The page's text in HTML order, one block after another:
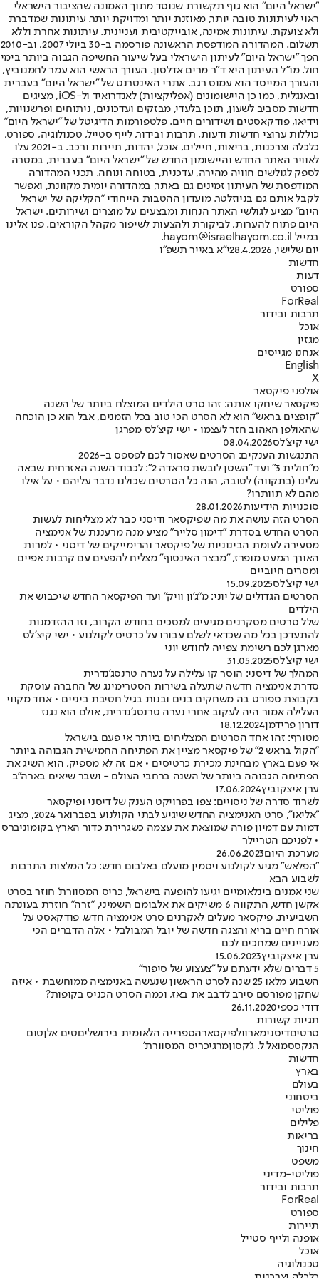
"ישראל היום" הוא גוף תקשורת שנוסד מתוך האמונה שהציבור הישראלי
ראוי לעיתונות טובה יותר, מאוזנת יותר ומדויקת יותר. עיתונות שמדברת
ולא צועקת. עיתונות אמינה, אובייקטיבית ועניינית. עיתונות אחרת וללא
תשלום. המהדורה המודפסת הראשונה פורסמה ב-30 ביולי 2007, וב-2010
הפך "ישראל היום" לעיתון הישראלי בעל שיעור החשיפה הגבוה ביותר בימי
חול. מו"ל העיתון היא ד"ר מרים אדלסון. העורך הראשי הוא עמר לחמנוביץ,
והעורך המייסד הוא עמוס רגב. אתרי האינטרנט של "ישראל היום" בעברית
ובאנגלית, כמו כן היישומונים (אפליקציות) לאנדרואיד ול-iOS, מציגים
חדשות מסביב לשעון, תוכן בלעדי, מבזקים ועדכונים, ניתוחים ופרשנויות,
וידיאו, פודקאסטים ושידורים חיים. פלטפורמות הדיגיטל של "ישראל היום"
כוללות ערוצי חדשות ודעות, תרבות ובידור, לייף סטייל, טכנולוגיה, ספורט,
כלכלה וצרכנות, בריאות, חיילים, אוכל, יהדות, תיירות ורכב. ב-2021 עלו
לאוויר האתר החדש והיישומון החדש של "ישראל היום" בעברית, במטרה
לספק לגולשים חוויה מהירה, עדכנית, בטוחה ונוחה. תכני המהדורה
המודפסת של העיתון זמינים גם באתר, במהדורה יומית מקוונת, ואפשר
לקבל אותם גם בניוזלטר. מועדון ההטבות הייחודי "הקליקה של ישראל
היום" מציע לגולשי האתר הנחות ומבצעים על מוצרים ושירותים. ישראל
היום פתוח להערות, לביקורת ולהצעות לשיפור מקהל הקוראים. פנו אלינו
במייל hayom@israelhayom.co.il.
יום שלישי, 28.4.2026
י"א באייר תשפ"ו
חדשות
דעות
ספורט
ForReal
תרבות ובידור
אוכל
מגזין
אנחנו מגייסים
English
X
אולפני פיקסאר
פיקסאר שיחקו אותה: זהו סרט הילדים המוצלח ביותר של השנה
"קופצים בראש" הוא לא הסרט הכי טוב בכל הזמנים, אבל הוא כן הוכחה
שהאולפן האהוב חזר לעצמו • ישי קיצ'לס מפרגן
ישי קיצ'לס08.04.2026
התנגשות הענקים: הסרטים שאסור לכם לפספס ב-2026
מ"חולית 3" ועד "השטן לובשת פראדה 2": לכבוד השנה האזרחית שבאה
עלינו (בתקווה) לטובה, הנה כל הסרטים שכולנו נדבר עליהם • על אילו
מהם לא תוותרו?
סוכנויות הידיעות28.01.2026
הסרט הזה עושה את מה שפיקסאר ודיסני כבר לא מצליחות לעשות
הסרט החדש בסדרת "דימון סלייר" מציע מנה מרעננת של אנימציה
מסעירה לעומת הבינוניות של פיקסאר והרימייקים של דיסני • למרות
האורך המעט מופרז, "מבצר האינסוף" מצליח להפעים עם קרבות אפיים
ומסרים חיוביים
ישי קיצ'לס15.09.2025
הסרטים הגדולים של יוני: מ"ג'ון וויק" ועד הפיקסאר החדש שיכבוש את
הילדים
שלל סרטים מסקרנים מגיעים למסכים בחודש הקרוב, וזו ההזדמנות
להתעדכן בכל מה שכדאי לשלם עבורו על כרטיס לקולנוע • ישי קיצ'לס
מארגן לכם רשימת צפייה לחודש יוני
ישי קיצ'לס31.05.2025
המהלך של דיסני: הוסר קו עלילה על נערה טרנסג'נדרית
סדרת אנימציה חדשה שתעלה בשירות הסטרימינג של החברה עוסקת
בקבוצת ספורט בה משחקים בנים ובנות בגיל חטיבת ביניים • אחד מקווי
העלילה אמור היה לעקוב אחרי נערה טרנסג'נדרית, אולם הוא נגנז
דורון פרידמן18.12.2024
מטורף: זהו אחד הסרטים המצליחים ביותר אי פעם בישראל
"הקול בראש 2" של פיקסאר מציין את הפתיחה החמישית הגבוהה ביותר
אי פעם בארץ מבחינת מכירת כרטיסים • אם זה לא מספיק, הוא השיג את
הפתיחה הגבוהה ביותר של השנה ברחבי העולם - ושבר שיאים בארה"ב
ערן איצקוביץ17.06.2024
לשרוד סדרה של ניסויים: צפו בפרויקט הענק של דיסני ופיקסאר
"אליאו", סרט האנימציה החדש שיגיע לבתי הקולנוע בפברואר 2024, מציג
דמות עם דמיון פורה שמוצאת את עצמה כשגרירת כדור הארץ בקומוניברס
• לפניכם הטריילר
מערכת היום26.06.2023
"הפלאש" מגיע לקולנוע ויסמין מועלם באלבום חדש: כל המלצות התרבות
לשבוע הבא
שני אמנים בינלאומיים יגיעו להופעה בישראל, כריס המסוורת' חוזר בסרט
אקשן חדש, התקווה 6 משיקים את אלבומם השמיני, "זרה" חוזרת בעונתה
השביעית, פיקסאר מעלים לאקרנים סרט אנימציה חדש, פודקאסט על
אורח חיים בריא והצגה חדשה של יובל המבולבל • אלה הדברים הכי
מעניינים שמחכים לכם
ערן איצקוביץ15.06.2023
5 דברים שלא ידעתם על "צעצוע של סיפור"
השבוע מלאו 25 שנה לסרט הראשון שנעשה באנימציה ממוחשבת • איזה
שחקן מפורסם סירב לדבב את באז, וכמה הסרט הכניס בקופות?
דודי כספי26.11.2020
תגיות קשורות
סרטיםדיסנימארוולפיקסארהספרייה הלאומית בירושליםטים אלןטום
הנקססמואל ל. ג'קסוןמרגיכריס המסוורת'
חדשות
בארץ
בעולם
ביטחוני
פוליטי
פלילים
בריאות
חינוך
משפט
פוליטי-מדיני
תרבות ובידור
ForReal
ספורט
תיירות
אופנה ולייף סטייל
אוכל
טכנולוגיה